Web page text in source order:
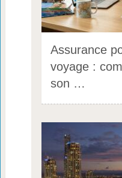
Assurance
voyage :
son …